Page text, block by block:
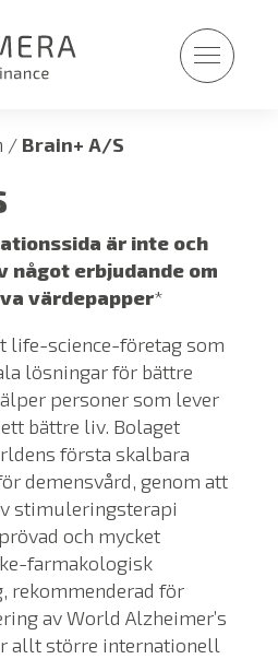
/ Brain+ A/S
är inte och
något erbjudande om
värdepapper*
life-science-företag som
lösningar för bättre
personer som lever
bättre liv. Bolaget
första skalbara
demensvård, genom att
stimuleringsterapi
och mycket
farmakologisk
rekommenderad för
av World Alzheimer’s
allt större internationell